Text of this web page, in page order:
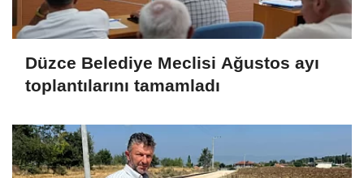
Düzce Belediye Meclisi Ağustos ayı
toplantılarını tamamladı